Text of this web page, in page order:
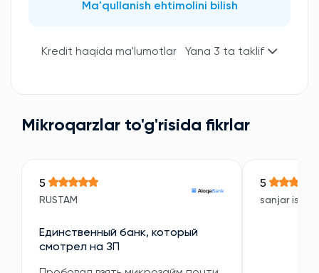
Ma'qullanish ehtimolini bilish
Kredit haqida ma'lumotlar Yana 3 ta taklif
Mikroqarzlar to'g'risida fikrlar
5
RUSTAM
Единственный банк, который
смотрел на ЗП
5
sanjar